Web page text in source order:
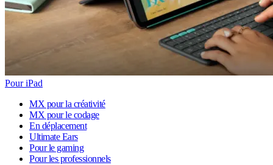
Pour iPad
MX pour la créativité
MX pour le codage
En déplacement
Ultimate Ears
Pour le gaming
Pour les professionnels